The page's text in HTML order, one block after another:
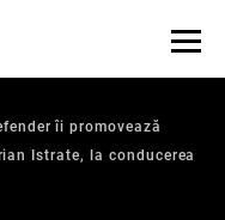
îi promovează
Istrate, la conducerea